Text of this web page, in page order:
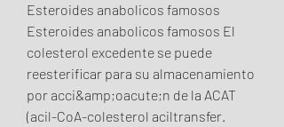
Esteroides anabolicos famosos
Esteroides anabolicos famosos El
colesterol excedente se puede
reesterificar para su almacenamiento
por acci&amp;oacute;n de la ACAT
(acil-CoA-colesterol aciltransfer.